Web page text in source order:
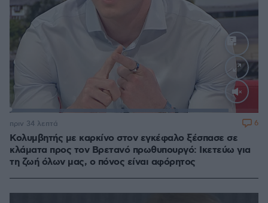
Loaded
Κολυμβητής με καρκίνο στον εγκέφαλο ξέσπασε σε
κλάματα προς τον Βρετανό πρωθυπουργό: Ικετεύω για
τη ζωή όλων μας, ο πόνος είναι αφόρητος
πριν 34 λεπτά 6